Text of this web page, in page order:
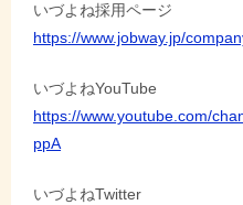
いづよね採用ページ
https://www.jobway.jp/
いづよねYouTube
https://www.youtube.com/
ppA
いづよねTwitter